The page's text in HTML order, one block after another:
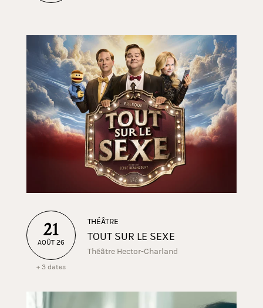
21
AOÛT 26
+ 3 dates
THÉÂTRE
TOUT SUR LE SEXE
Théâtre Hector-Charland